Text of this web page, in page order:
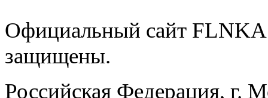
Официальный сайт
защищены.
Российская Федерация, г.